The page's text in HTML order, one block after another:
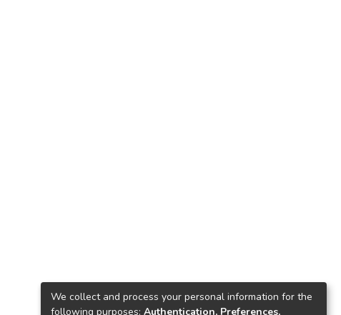
We collect and process your personal information for the
following purposes: Authentication, Preferences,